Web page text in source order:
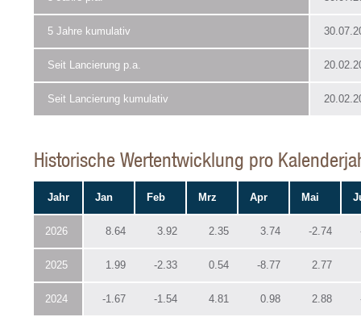
5 Jahre kumulativ
Seit Lancierung p.a.
Seit Lancierung kumulativ
Historische Wertentwicklung pro
Jahr Jan Feb Mrz Apr Mai
2026 8.64 3.92 2.35 3.74 -2.74
2025 1.99 -2.33 0.54 -8.77 2.77
2024 -1.67 -1.54 4.81 0.98 2.88